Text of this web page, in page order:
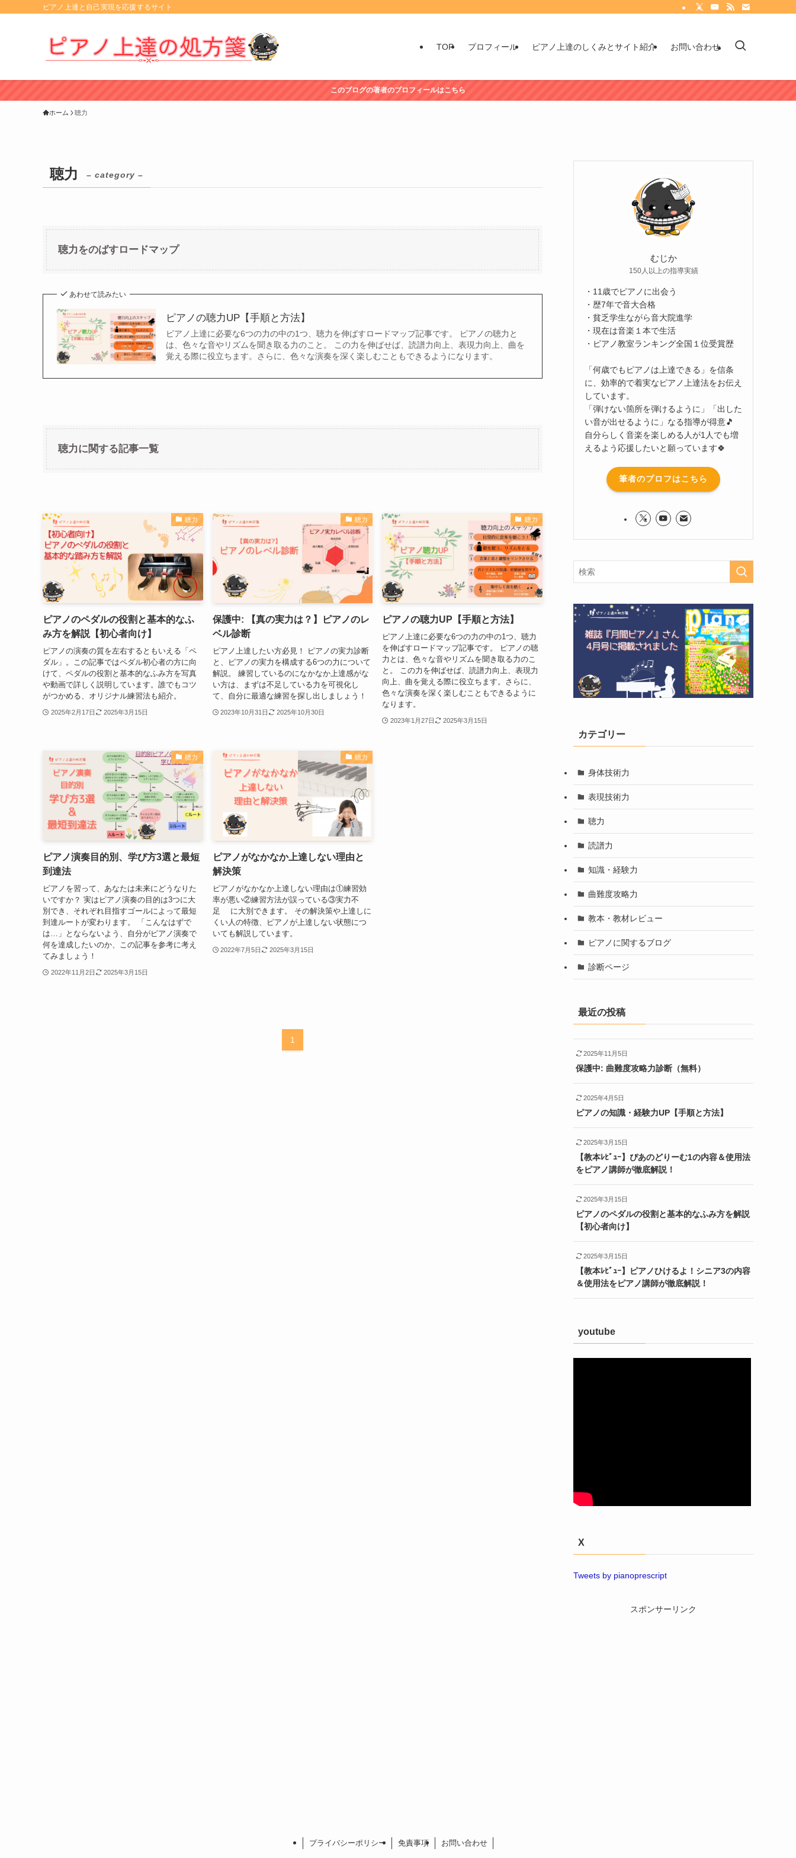
ピアノ上達と自己実現を応援するサイト
TOP プロフィール ピアノ上達のしくみとサイト紹介 お問い合わせ
このブログの著者のプロフィールはこちら
ホーム 聴力
聴力 – category –
聴力をのばすロードマップ
あわせて読みたい
ピアノの聴力UP【手順と方法】
ピアノ上達に必要な6つの力の中の1つ、聴力を伸ばすロードマップ記事です。 ピアノの聴力と
は、色々な音やリズムを聞き取る力のこと。 この力を伸ばせば、読譜力向上、表現力向上、曲を
覚える際に役立ちます。さらに、色々な演奏を深く楽しむこともできるようになります。
聴力に関する記事一覧
聴力
ピアノのペダルの役割と基本的なふ
み方を解説【初心者向け】
ピアノの演奏の質を左右するともいえる「ペ
ダル」。この記事ではペダル初心者の方に向
けて、ペダルの役割と基本的なふみ方を写真
や動画で詳しく説明しています。誰でもコツ
がつかめる、オリジナル練習法も紹介。
2025年2月17日 2025年3月15日
聴力
保護中: 【真の実力は？】ピアノのレ
ベル診断
ピアノ上達したい方必見！ ピアノの実力診断
と、ピアノの実力を構成する6つの力について
解説。 練習しているのになかなか上達感がな
い方は、まずは不足している力を可視化し
て、自分に最適な練習を探し出しましょう！
2023年10月31日 2025年10月30日
聴力
ピアノの聴力UP【手順と方法】
ピアノ上達に必要な6つの力の中の1つ、聴力
を伸ばすロードマップ記事です。 ピアノの聴
力とは、色々な音やリズムを聞き取る力のこ
と。 この力を伸ばせば、読譜力向上、表現力
向上、曲を覚える際に役立ちます。さらに、
色々な演奏を深く楽しむこともできるように
なります。
2023年1月27日 2025年3月15日
聴力
ピアノ演奏目的別、学び方3選と最短
到達法
ピアノを習って、あなたは未来にどうなりた
いですか？ 実はピアノ演奏の目的は3つに大
別でき、それぞれ目指すゴールによって最短
到達ルートが変わります。 「こんなはずで
は…」とならないよう、自分がピアノ演奏で
何を達成したいのか、この記事を参考に考え
てみましょう！
2022年11月2日 2025年3月15日
聴力
ピアノがなかなか上達しない理由と
解決策
ピアノがなかなか上達しない理由は①練習効
率が悪い②練習方法が誤っている③実力不
足 に大別できます。 その解決策や上達しに
くい人の特徴、ピアノが上達しない状態につ
いても解説しています。
2022年7月5日 2025年3月15日
1
むじか
150人以上の指導実績
・11歳でピアノに出会う
・歴7年で音大合格
・貧乏学生ながら音大院進学
・現在は音楽１本で生活
・ピアノ教室ランキング全国１位受賞歴
「何歳でもピアノは上達できる」を信条
に、効率的で着実なピアノ上達法をお伝え
しています。
「弾けない箇所を弾けるように」「出した
い音が出せるように」なる指導が得意🎵
自分らしく音楽を楽しめる人が1人でも増
えるよう応援したいと願っています🍀
筆者のプロフはこちら
カテゴリー
身体技術力
表現技術力
聴力
読譜力
知識・経験力
曲難度攻略力
教本・教材レビュー
ピアノに関するブログ
診断ページ
最近の投稿
2025年11月5日
保護中: 曲難度攻略力診断（無料）
2025年4月5日
ピアノの知識・経験力UP【手順と方法】
2025年3月15日
【教本ﾚﾋﾞｭｰ】ぴあのどりーむ1の内容＆使用法
をピアノ講師が徹底解説！
2025年3月15日
ピアノのペダルの役割と基本的なふみ方を解説
【初心者向け】
2025年3月15日
【教本ﾚﾋﾞｭｰ】ピアノひけるよ！シニア3の内容
＆使用法をピアノ講師が徹底解説！
youtube
X
Tweets by pianoprescript
スポンサーリンク
プライバシーポリシー 免責事項 お問い合わせ